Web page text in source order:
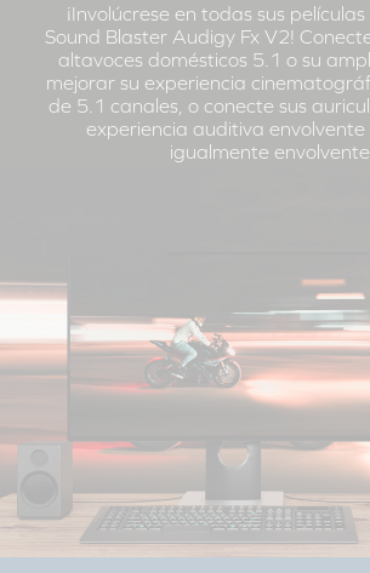
¡Involúcrese en todas sus
Sound Blaster Audigy Fx V2!
altavoces domésticos 5.1 o su
mejorar su experiencia
de 5.1 canales, o conecte sus
experiencia auditiva envolvente
igualmente envolvente.